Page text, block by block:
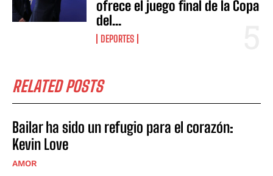
ofrece el juego final de la Copa
del...
DEPORTES
RELATED POSTS
Bailar ha sido un refugio para el corazón:
Kevin Love
AMOR